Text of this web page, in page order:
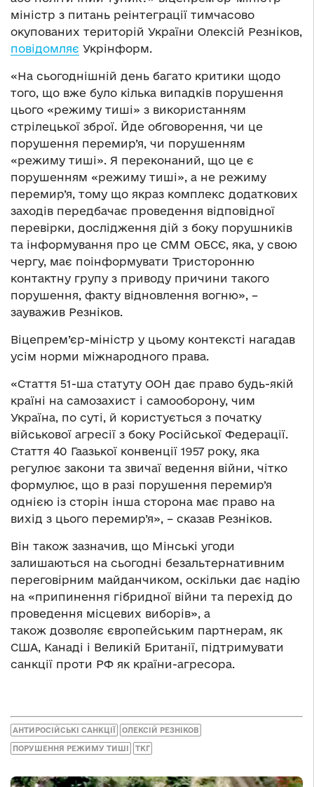
міністр з питань реінтеграції тимчасово
окупованих територій України Олексій Резніков,
повідомляє Укрінформ.
«На сьогоднішній день багато критики щодо
того, що вже було кілька випадків порушення
цього «режиму тиші» з використанням
стрілецької зброї. Йде обговорення, чи це
порушення перемир’я, чи порушенням
«режиму тиші». Я переконаний, що це є
порушенням «режиму тиші», а не режиму
перемир’я, тому що якраз комплекс додаткових
заходів передбачає проведення відповідної
перевірки, дослідження дій з боку порушників
та інформування про це СММ ОБСЄ, яка, у свою
чергу, має поінформувати Тристоронню
контактну групу з приводу причини такого
порушення, факту відновлення вогню», –
зауважив Резніков.
Віцепрем’єр-міністр у цьому контексті нагадав
усім норми міжнародного права.
«Стаття 51-ша статуту ООН дає право будь-якій
країні на самозахист і самооборону, чим
Україна, по суті, й користується з початку
військової агресії з боку Російської Федерації.
Стаття 40 Гаазької конвенції 1957 року, яка
регулює закони та звичаї ведення війни, чітко
формулює, що в разі порушення перемир’я
однією із сторін інша сторона має право на
вихід з цього перемир’я», – сказав Резніков.
Він також зазначив, що Мінські угоди
залишаються на сьогодні безальтернативним
переговірним майданчиком, оскільки дає надію
на «припинення гібридної війни та перехід до
проведення місцевих виборів», а
також дозволяє європейським партнерам, як
США, Канаді і Великій Британії, підтримувати
санкції проти РФ як країни-агресора.
АНТИРОСІЙСЬКІ САНКЦІЇ ОЛЕКСІЙ РЕЗНІКОВ
ПОРУШЕННЯ РЕЖИМУ ТИШІ ТКГ